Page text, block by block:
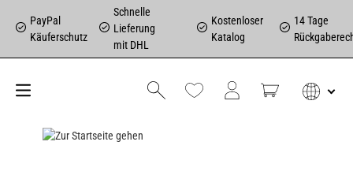
PayPal
Käuferschutz
Schnelle
Lieferung
mit DHL
Kostenloser
Katalog
14 Tage